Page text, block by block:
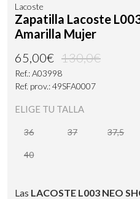
Lacoste
Zapatilla Lacoste
Amarilla Mujer
65,00€ 130,0€
Ref.: A03998
Ref. prov.: 49SFA0007
ELIGE TU TALLA
36 37 37,5
40
Las LACOSTE L003 NEO